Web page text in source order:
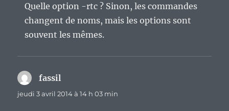
Quelle option -rtc ? Sinon, les commandes
changent de noms, mais les options sont
souvent les mêmes.
fassil
jeudi 3 avril 2014 à 14 h 03 min